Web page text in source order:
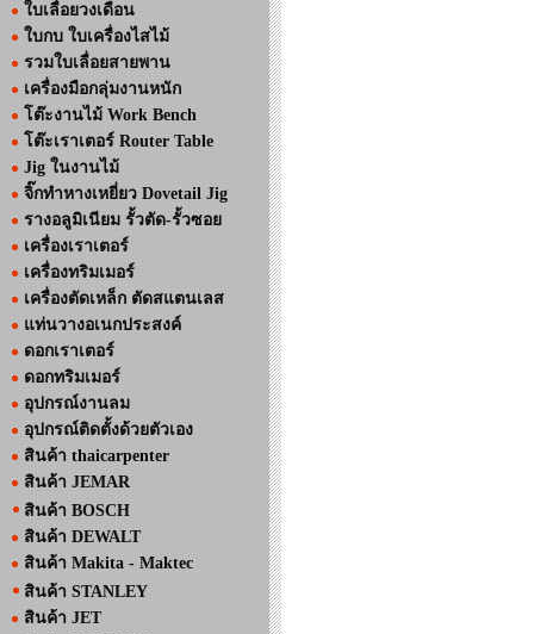
ใบเลื่อยวงเดือน
ใบกบ ใบเครื่องไสไม้
รวมใบเลื่อยสายพาน
เครื่องมือกลุ่มงานหนัก
โต๊ะงานไม้ Work Bench
โต๊ะเราเตอร์ Router Table
Jig ในงานไม้
จิ๊กทำหางเหยี่ยว Dovetail Jig
รางอลูมิเนียม รั้วตัด-รั้วซอย
เครื่องเราเตอร์
เครื่องทริมเมอร์
เครื่องตัดเหล็ก ตัดสแตนเลส
แท่นวางอเนกประสงค์
ดอกเราเตอร์
ดอกทริมเมอร์
อุปกรณ์งานลม
อุปกรณ์ติดตั้งด้วยตัวเอง
สินค้า thaicarpenter
สินค้า JEMAR
สินค้า BOSCH
สินค้า DEWALT
สินค้า Makita - Maktec
สินค้า STANLEY
สินค้า JET